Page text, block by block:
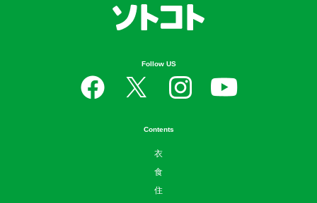
Follow US
Contents
衣
食
住